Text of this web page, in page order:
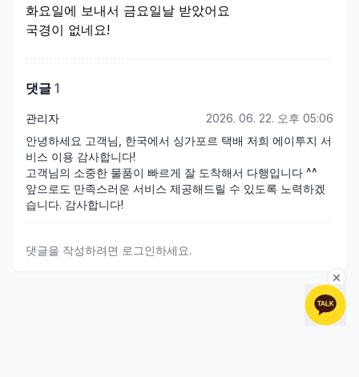
화요일에 보내서 금요일날 받았어요
국경이 없네요!
댓글 1
관리자
2026. 06. 22. 오후 05:06
안녕하세요 고객님, 한국에서 싱가포르 택배 저희 에이투지 서
비스 이용 감사합니다!
고객님의 소중한 물품이 빠르게 잘 도착해서 다행입니다 ^^
앞으로도 만족스러운 서비스 제공해드릴 수 있도록 노력하겠
습니다. 감사합니다!
댓글을 작성하려면 로그인하세요.